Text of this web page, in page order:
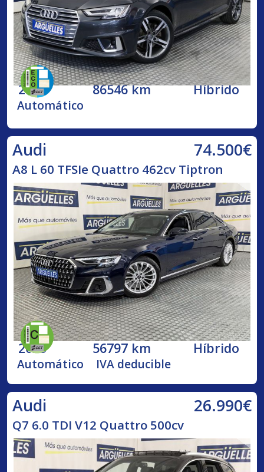
2020 86546 km Híbrido
Automático
Audi 74.500€
A8 L 60 TFSIe Quattro 462cv Tiptron
2023 56797 km Híbrido
Automático IVA deducible
Audi 26.990€
Q7 6.0 TDI V12 Quattro 500cv